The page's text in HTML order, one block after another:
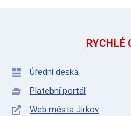
RYCHLÉ
Úřední deska
Platební portál
Web města Jirkov